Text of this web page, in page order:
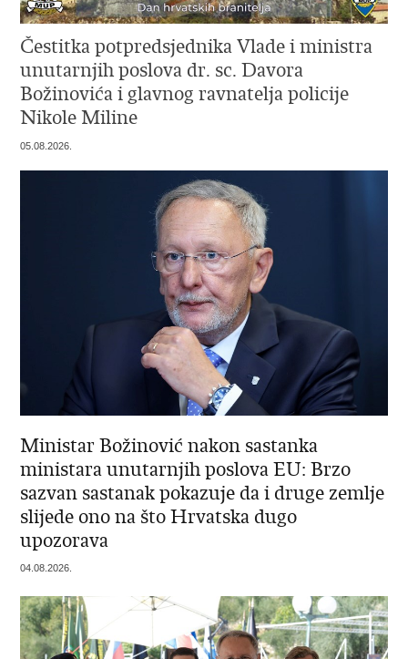
Čestitka potpredsjednika Vlade i ministra
unutarnjih poslova dr. sc. Davora
Božinovića i glavnog ravnatelja policije
Nikole Miline
05.08.2026.
Ministar Božinović nakon sastanka
ministara unutarnjih poslova EU: Brzo
sazvan sastanak pokazuje da i druge zemlje
slijede ono na što Hrvatska dugo
upozorava
04.08.2026.